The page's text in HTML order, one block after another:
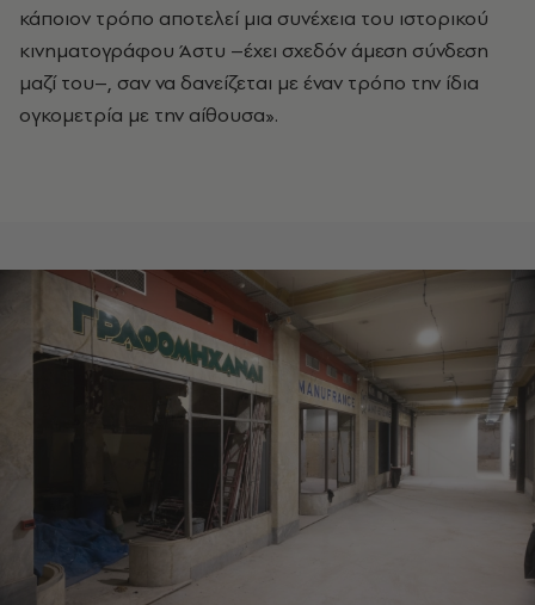
κάποιον τρόπο αποτελεί μια συνέχεια του ιστορικού
κινηματογράφου Άστυ –έχει σχεδόν άμεση σύνδεση
μαζί του–, σαν να δανείζεται με έναν τρόπο την ίδια
ογκομετρία με την αίθουσα».